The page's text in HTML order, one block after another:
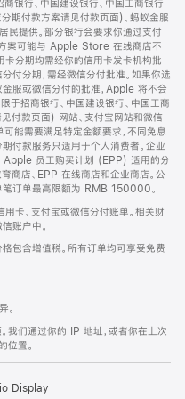
银行、中国建设银行、中国工商银行
期付款方案请见付款页面)、蚂蚁金服
民提供。部分银行会要求你通过支付
案可能与 Apple Store 在线商店不
卡分期均需经你的信用卡发卡机构批
付分期，需经微信分付批准。如果你选
服或微信分付的批准，Apple 将不会
于招商银行、中国建设银行、中国工商
付款页面) 网站、支付宝网站和微信
可能需要满足特定金额要求，不同免息
付款服务只适用于个人消费者。企业
Apple 员工购买计划 (EPP) 适用的分
商店、EPP 在线商店和企业商店。公
笔订单最高限额为 RMB 150000。
卡、支付宝或微信分付账单。相关财
账户中。
包含增值税。所有订单均可享受免费
。
我们通过你的 IP 地址，或者你在上次
位置。
Display